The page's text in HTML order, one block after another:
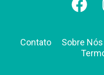
Contato Sobre Nós